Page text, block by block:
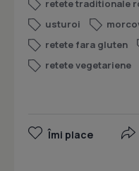
retete traditionale
usturoi
retete fara gluten
retete vegetariene
Îmi place